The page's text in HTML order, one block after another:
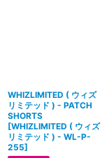
WHIZLIMITED ( ウィズ
リミテッド ) - PATCH
SHORTS
[WHIZLIMITED ( ウィズ
リミテッド ) - WL-P-
255]